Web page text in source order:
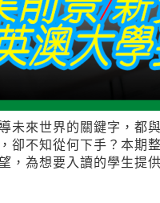
來世界的關鍵字，都
卻不知從何下手？本期
，為想要入讀的學生提